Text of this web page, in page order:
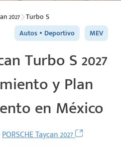
2027 Turbo S
Autos Deportivo MEV
Turbo S 2027
y Plan
en México
PORSCHE Taycan 2027